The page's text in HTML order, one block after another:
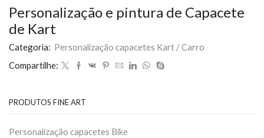
Personalização e pintura de Capacete
de Kart
Categoria: Personalização capacetes Kart / Carro
Compartilhe:
PRODUTOS FINE ART
Personalização capacetes Bike